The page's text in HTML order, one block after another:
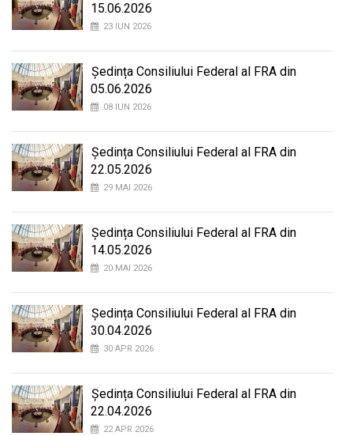
15.06.2026
23 IUN 2026
Ședința Consiliului Federal al FRA din
05.06.2026
08 IUN 2026
Ședința Consiliului Federal al FRA din
22.05.2026
29 MAI 2026
Ședința Consiliului Federal al FRA din
14.05.2026
20 MAI 2026
Ședința Consiliului Federal al FRA din
30.04.2026
30 APR 2026
Ședința Consiliului Federal al FRA din
22.04.2026
22 APR 2026